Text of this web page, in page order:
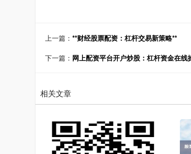
上一篇： **财经股票配资：杠杆交易新策略**
下一篇： 网上配资平台开户炒股：杠杆资金在线
相关文章